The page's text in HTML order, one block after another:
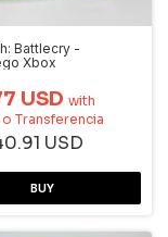
Battlecry -
Xbox
USD with
Transferencia
USD